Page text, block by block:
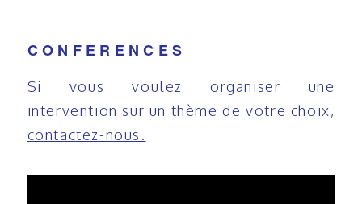
CONFERENCES
Si vous voulez organiser une
intervention sur un thème de votre choix,
contactez-nous.